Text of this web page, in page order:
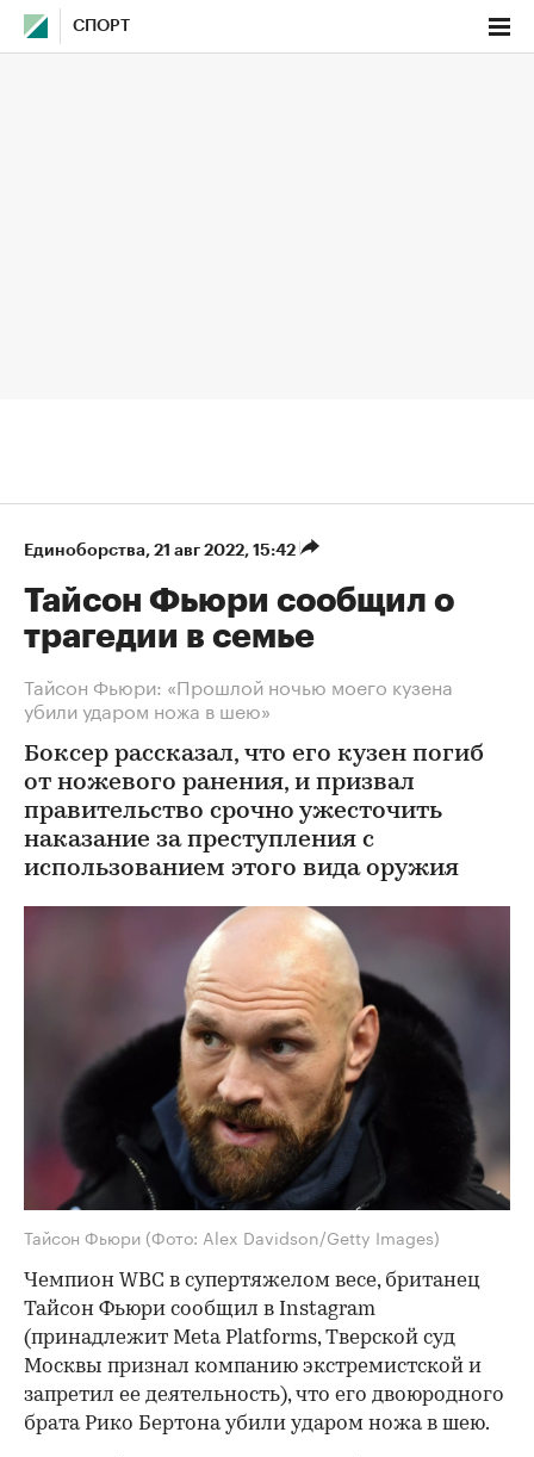
СПОРТ
Единоборства⁠, 21 авг 2022, 15:42
Тайсон Фьюри сообщил о
трагедии в семье
Тайсон Фьюри: «Прошлой ночью моего кузена
убили ударом ножа в шею»
Боксер рассказал, что его кузен погиб
от ножевого ранения, и призвал
правительство срочно ужесточить
наказание за преступления с
использованием этого вида оружия
Тайсон Фьюри (Фото: Alex Davidson/Getty Images)
Чемпион WBC в супертяжелом весе, британец
Тайсон Фьюри сообщил в Instagram
(принадлежит Meta Platforms, Тверской суд
Москвы признал компанию экстремистской и
запретил ее деятельность), что его двоюродного
брата Рико Бертона убили ударом ножа в шею.